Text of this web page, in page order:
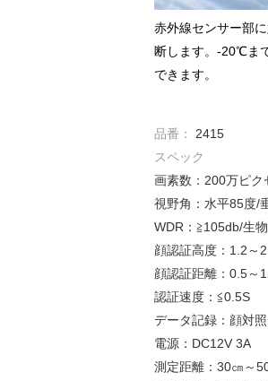
赤外線センサー部
断します。-20℃ま
できます。
品番：
2415
スペック
画素数：200万ピク
視野角：水平85度/
WDR：≧105db/生
顔認証高度：1.2～
顔認証距離：0.5～
認証速度：≦0.5S
データ記録：顔対
電源：DC12V 3A
測定距離：30㎝～